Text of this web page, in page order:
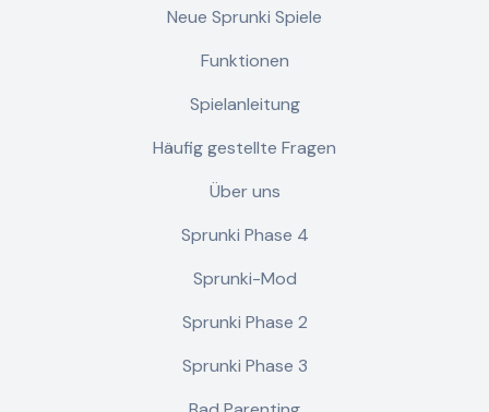
Neue Sprunki Spiele
Funktionen
Spielanleitung
Häufig gestellte Fragen
Über uns
Sprunki Phase 4
Sprunki-Mod
Sprunki Phase 2
Sprunki Phase 3